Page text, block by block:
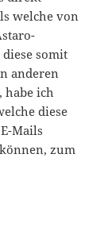
welche von
somit
anderen
habe ich
diese
Mails
zum